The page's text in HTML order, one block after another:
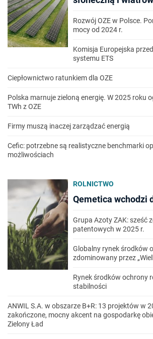
Rozwój OZE w Polsce.
mocy od 2024 r.
Komisja Europejska
systemu ETS
Ciepłownictwo ratunkiem dla OZE
Polska marnuje zieloną energię. W 2025 roku
TWh z OZE
Firmy muszą inaczej zarządzać energią
Cefic: potrzebne są realistyczne benchmarki
możliwościach
ROLNICTWO
Qemetica wchodzi
Grupa Azoty ZAK: sześć
patentowych w 2025 r.
Globalny rynek środków
zdominowany przez
Rynek środków ochrony
stabilności
ANWIL S.A. w obszarze B+R: 13 projektów w
zakończone, mocny akcent na gospodarkę
Zielony Ład